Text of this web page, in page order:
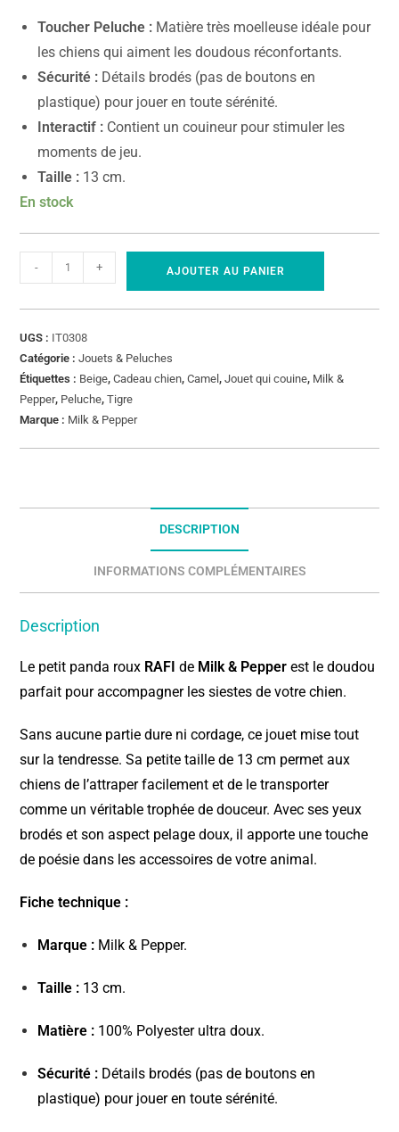
Toucher Peluche : Matière très moelleuse idéale pour
les chiens qui aiment les doudous réconfortants.
Sécurité : Détails brodés (pas de boutons en
plastique) pour jouer en toute sérénité.
Interactif : Contient un couineur pour stimuler les
moments de jeu.
Taille : 13 cm.
En stock
- + AJOUTER AU PANIER
UGS : IT0308
Catégorie :Jouets & Peluches
Étiquettes : Beige,Cadeau chien,Camel,Jouet qui couine, Milk &
Pepper, Peluche,Tigre
Marque : Milk & Pepper
DESCRIPTION
INFORMATIONS COMPLÉMENTAIRES
Description
Le petit panda roux RAFI de Milk & Pepper est le doudou
parfait pour accompagner les siestes de votre chien.
Sans aucune partie dure ni cordage, ce jouet mise tout
sur la tendresse. Sa petite taille de 13 cm permet aux
chiens de l’attraper facilement et de le transporter
comme un véritable trophée de douceur. Avec ses yeux
brodés et son aspect pelage doux, il apporte une touche
de poésie dans les accessoires de votre animal.
Fiche technique :
Marque : Milk & Pepper.
Taille : 13 cm.
Matière : 100% Polyester ultra doux.
Sécurité : Détails brodés (pas de boutons en
plastique) pour jouer en toute sérénité.